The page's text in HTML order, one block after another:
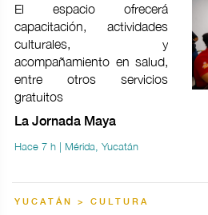
El espacio ofrecerá
capacitación, actividades
culturales, y
acompañamiento en salud,
entre otros servicios
gratuitos
La Jornada Maya
Hace 7 h | Mérida, Yucatán
YUCATÁN > CULTURA